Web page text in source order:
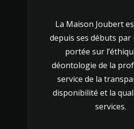
La Maison Joubert
depuis ses débuts par
portée sur
déontologie de la
service de la
disponibilité et la
services.